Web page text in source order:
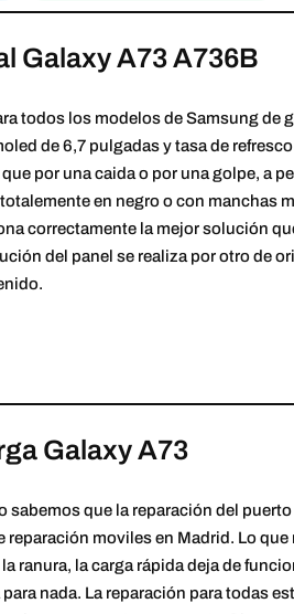
Galaxy A73 A736B
todos los modelos de Samsung de
de 6,7 pulgadas y tasa de
por una caida o por una golpe, a
en negro o con manchas
correctamente la mejor solución
del panel se realiza por otro de
Galaxy A73
sabemos que la reparación del
reparación moviles en Madrid. Lo
ranura, la carga rápida deja de
para nada. La reparación para todas